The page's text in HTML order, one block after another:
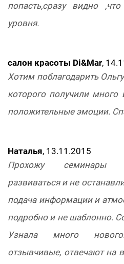
попасть,сразу видно
уровня.
салон красоты Di&Mar,
Хотим поблагодарить
которого получили
положительные эмоции.
Наталья, 13.11.2015
Прохожу семинары
развиваться и не
подача информации и
подробно и не шаблонно.
Узнала много
отзывчивые, отвечают на